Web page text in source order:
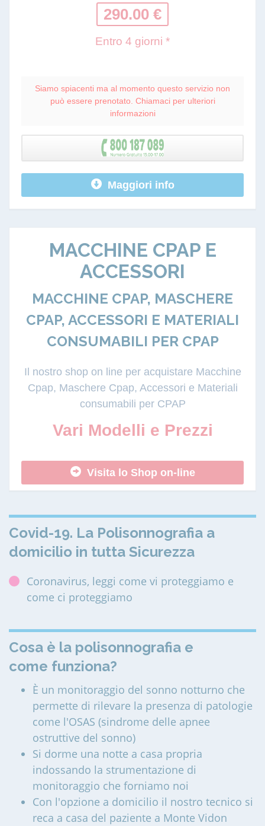
290.00 €
Entro 4 giorni *
Siamo spiacenti ma al momento questo servizio non
può essere prenotato. Chiamaci per ulteriori
informazioni
Maggiori info
MACCHINE CPAP E
ACCESSORI
MACCHINE CPAP, MASCHERE
CPAP, ACCESSORI E MATERIALI
CONSUMABILI PER CPAP
Il nostro shop on line per acquistare Macchine
Cpap, Maschere Cpap, Accessori e Materiali
consumabili per CPAP
Vari Modelli e Prezzi
Visita lo Shop on-line
Covid-19. La Polisonnografia a
domicilio in tutta Sicurezza
Coronavirus, leggi come vi proteggiamo e
come ci proteggiamo
Cosa è la polisonnografia e
come funziona?
È un monitoraggio del sonno notturno che
permette di rilevare la presenza di patologie
come l'OSAS (sindrome delle apnee
ostruttive del sonno)
Si dorme una notte a casa propria
indossando la strumentazione di
monitoraggio che forniamo noi
Con l'opzione a domicilio il nostro tecnico si
reca a casa del paziente a Monte Vidon